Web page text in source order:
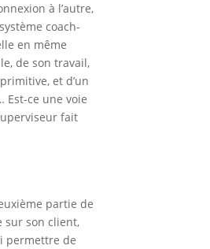
à l’autre,
coach-
en même
de son travail,
et d’un
ce une voie
fait
partie de
sur son client,
permettre de